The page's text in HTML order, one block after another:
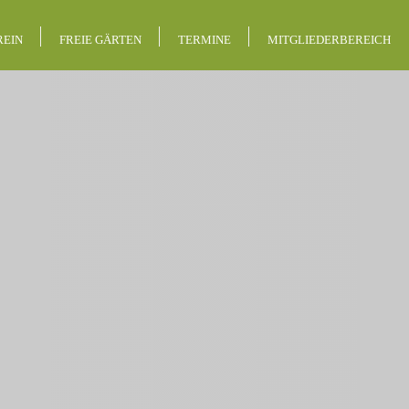
FREIE GÄRTEN TERMINE MITGLIEDERBEREICH